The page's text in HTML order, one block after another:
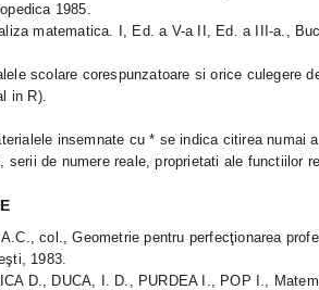
1985.
matematica. I, Ed. a V-a II, Ed. a III-a.,
scolare corespunzatoare si orice culegere
in R).
insemnate cu * se indica citirea numai
serii de numere reale, proprietati ale functiilor
col., Geometrie pentru perfecţionarea
1983.
D., DUCA, I. D., PURDEA I., POP I.,